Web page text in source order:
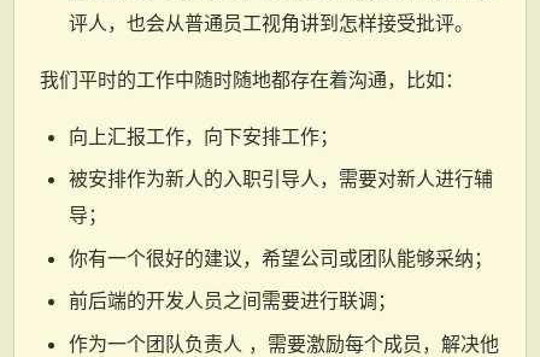
评人，也会从普通员工视角讲到怎样接受批评。
我们平时的工作中随时随地都存在着沟通，比如：
向上汇报工作，向下安排工作；
被安排作为新人的入职引导人，需要对新人进行辅
导；
你有一个很好的建议，希望公司或团队能够采纳；
前后端的开发人员之间需要进行联调；
作为一个团队负责人 ，需要激励每个成员，解决他